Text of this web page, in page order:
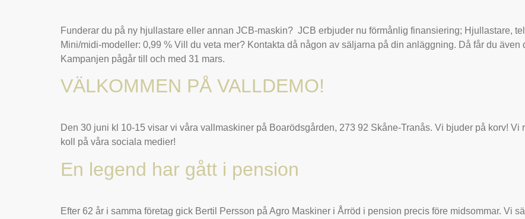
Funderar du på ny hjullastare eller annan JCB-maskin? JCB erbjuder nu förmånlig finansiering; Hjullastare,
Mini/midi-modeller: 0,99 % Vill du veta mer? Kontakta då någon av säljarna på din anläggning. Då får du
Kampanjen pågår till och med 31 mars.
VÄLKOMMEN PÅ VALLDEMO!
Den 30 juni kl 10-15 visar vi våra vallmaskiner på Boarödsgården, 273 92 Skåne-Tranås. Vi bjuder på korv! Vi
koll på våra sociala medier!
En legend har gått i pension
Efter 62 år i samma företag gick Bertil Persson på Agro Maskiner i Årröd i pension precis före midsommar. Vi